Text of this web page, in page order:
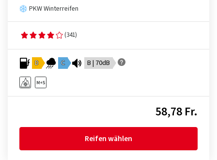
PKW Winterreifen
(341)
D C B | 70dB
58,78 Fr.
Reifen wählen